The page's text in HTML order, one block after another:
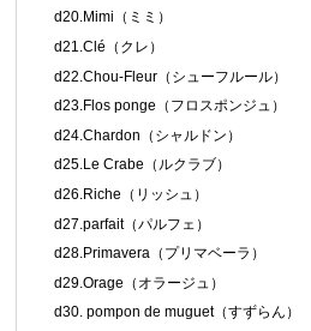
d20.Mimi（ミミ）
d21.Clé（クレ）
d22.Chou-Fleur（シューフルール）
d23.Flos ponge（フロスポンジュ）
d24.Chardon（シャルドン）
d25.Le Crabe（ルクラブ）
d26.Riche（リッシュ）
d27.parfait（パルフェ）
d28.Primavera（プリマベーラ）
d29.Orage（オラージュ）
d30. pompon de muguet（すずらん）